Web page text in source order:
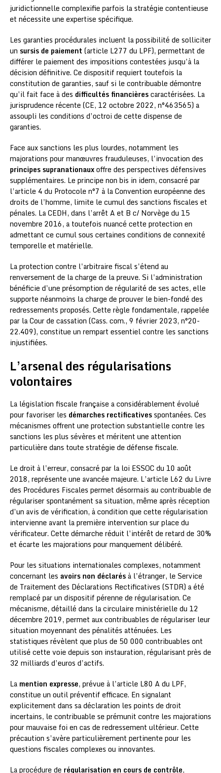
juridictionnelle complexifie parfois la stratégie contentieuse
et nécessite une expertise spécifique.
Les garanties procédurales incluent la possibilité de solliciter
un sursis de paiement (article L277 du LPF), permettant de
différer le paiement des impositions contestées jusqu’à la
décision définitive. Ce dispositif requiert toutefois la
constitution de garanties, sauf si le contribuable démontre
qu’il fait face à des difficultés financièrescaractérisées. La
jurisprudence récente (CE, 12 octobre 2022, n°463565) a
assoupli les conditions d’octroi de cette dispense de
garanties.
Face aux sanctions les plus lourdes, notamment les
majorations pour manœuvres frauduleuses, l’invocation des
principes supranationauxoffre des perspectives défensives
supplémentaires. Le principe non bis in idem, consacré par
l’article 4 du Protocole n°7 à la Convention européenne des
droits de l’homme, limite le cumul des sanctions fiscales et
pénales. La CEDH, dans l’arrêt A et B c/ Norvège du 15
novembre 2016, a toutefois nuancé cette protection en
admettant ce cumul sous certaines conditions de connexité
temporelle et matérielle.
La protection contre l’arbitraire fiscal s’étend au
renversement de la charge de la preuve. Si l’administration
bénéficie d’une présomption de régularité de ses actes, elle
supporte néanmoins la charge de prouver le bien-fondé des
redressements proposés. Cette règle fondamentale, rappelée
par la Cour de cassation (Cass. com., 9 février 2023, n°20-
22.409), constitue un rempart essentiel contre les sanctions
injustifiées.
L’arsenal des régularisations
volontaires
La législation fiscale française a considérablement évolué
pour favoriser les démarches rectificativesspontanées. Ces
mécanismes offrent une protection substantielle contre les
sanctions les plus sévères et méritent une attention
particulière dans toute stratégie de défense fiscale.
Le droit à l’erreur, consacré par la loi ESSOC du 10 août
2018, représente une avancée majeure. L’article L62 du Livre
des Procédures Fiscales permet désormais au contribuable de
régulariser spontanément sa situation, même après réception
d’un avis de vérification, à condition que cette régularisation
intervienne avant la première intervention sur place du
vérificateur. Cette démarche réduit l’intérêt de retard de 30%
et écarte les majorations pour manquement délibéré.
Pour les situations internationales complexes, notamment
concernant les avoirs non déclarésà l’étranger, le Service
de Traitement des Déclarations Rectificatives (STDR) a été
remplacé par un dispositif pérenne de régularisation. Ce
mécanisme, détaillé dans la circulaire ministérielle du 12
décembre 2019, permet aux contribuables de régulariser leur
situation moyennant des pénalités atténuées. Les
statistiques révèlent que plus de 50 000 contribuables ont
utilisé cette voie depuis son instauration, régularisant près de
32 milliards d’euros d’actifs.
La mention expresse, prévue à l’article L80 A du LPF,
constitue un outil préventif efficace. En signalant
explicitement dans sa déclaration les points de droit
incertains, le contribuable se prémunit contre les majorations
pour mauvaise foi en cas de redressement ultérieur. Cette
précaution s’avère particulièrement pertinente pour les
questions fiscales complexes ou innovantes.
La procédure de régularisation en cours de contrôle,